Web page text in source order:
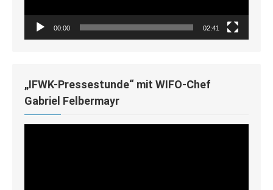
00:00 02:41
„IFWK-Pressestunde“ mit WIFO-Chef
Gabriel Felbermayr